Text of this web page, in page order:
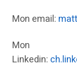
Mon email:
Mon
Linkedin: